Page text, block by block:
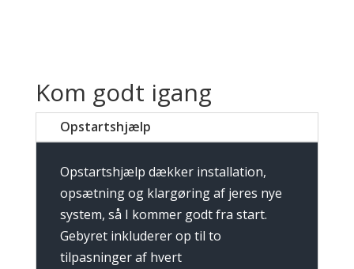
Kom godt igang
Opstartshjælp
Opstartshjælp dækker installation,
opsætning og klargøring af jeres nye
system, så I kommer godt fra start.
Gebyret inkluderer op til to
tilpasninger af hvert